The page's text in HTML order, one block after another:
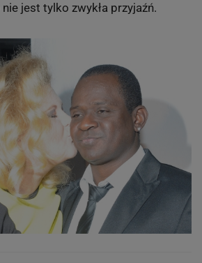
jest tylko zwykła przyjaźń.